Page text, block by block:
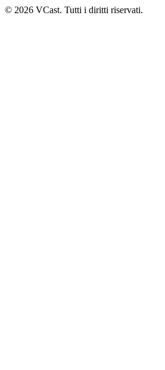
© 2026 VCast. Tutti i diritti riservati.